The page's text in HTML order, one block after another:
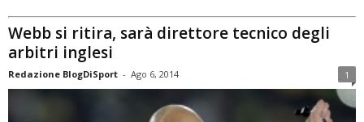
Webb si ritira, sarà direttore tecnico degli
arbitri inglesi
Redazione BlogDiSport - Ago 6, 2014 1